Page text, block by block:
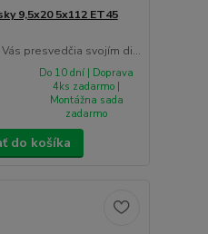
9,5x20 5x112 ET45
presvedčia svojím di...
Do 10 dní | Doprava
4ks zadarmo |
Montážna sada
zadarmo
do košíka